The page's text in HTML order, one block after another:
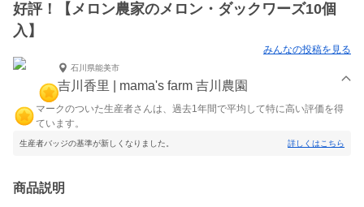
好評！【メロン農家のメロン・ダックワーズ10個
入】
みんなの投稿を見る
石川県能美市
吉川香里 | mama's farm 吉川農園
マークのついた生産者さんは、過去1年間で平均して特に高い評価を得
ています。
生産者バッジの基準が新しくなりました。 詳しくはこちら
商品説明